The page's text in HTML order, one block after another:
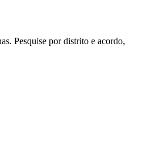
Pesquise por distrito e acordo,